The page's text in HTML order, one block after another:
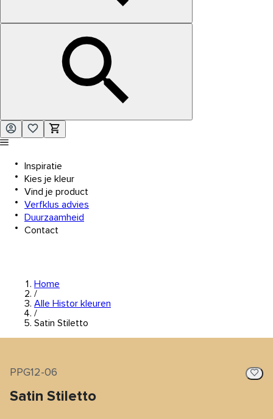
Inspiratie
Kies je kleur
Vind je product
Verfklus advies
Duurzaamheid
Contact
Home
/
Alle Histor kleuren
/
Satin Stiletto
PPG12-06
Satin Stiletto